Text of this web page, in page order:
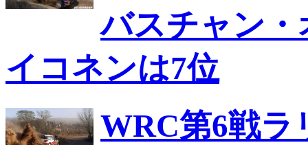
バスチャン
イコネンは7位
WRC第6戦ラ